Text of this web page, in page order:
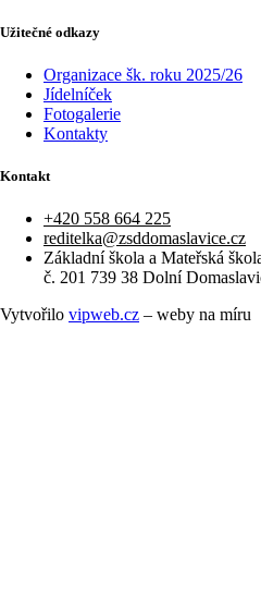
Užitečné odkazy
Organizace šk. roku 2025/26
Jídelníček
Fotogalerie
Kontakty
Kontakt
+420 558 664 225​
reditelka@zsddomaslavice.cz
Základní škola a Mateřská
č. 201 739 38 Dolní
Vytvořilo vipweb.cz – weby na míru